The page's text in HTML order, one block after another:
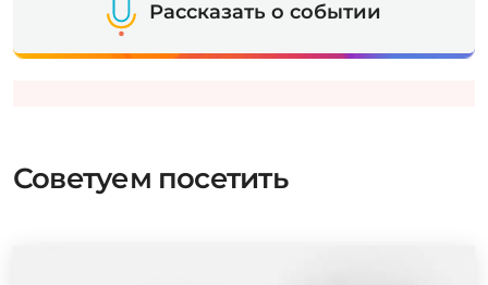
Рассказать о событии
Советуем посетить